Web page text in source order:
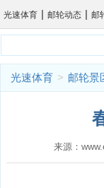
光速体育 | 邮轮动态 | 邮
光速体育 > 邮轮景
来源：